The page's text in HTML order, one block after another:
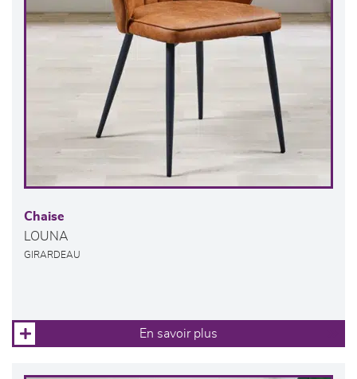
Chaise
LOUNA
GIRARDEAU
En savoir plus